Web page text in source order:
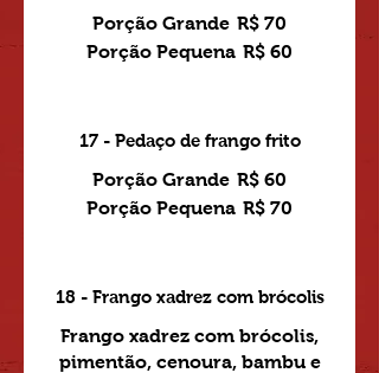
Porção Grande R$ 70
Porção Pequena R$ 60
17 - Pedaço de frango frito
Porção Grande R$ 60
Porção Pequena R$ 70
18 - Frango xadrez com brócolis
Frango xadrez com brócolis,
pimentão, cenoura, bambu e